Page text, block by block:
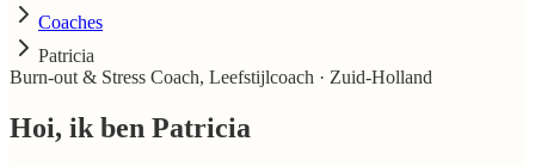
Coaches
Patricia
Burn-out & Stress Coach, Leefstijlcoach · Zuid-Holland
Hoi, ik ben Patricia